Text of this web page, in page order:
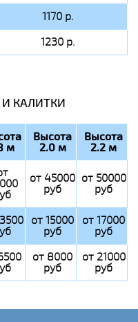
1170 р.
1230 р.
КАЛИТКИ
м
Высота
2.0 м
Высота
2.2 м
от 45000
руб
от 50000
руб
от 15000
руб
от 17000
руб
от 8000
руб
от 21000
руб